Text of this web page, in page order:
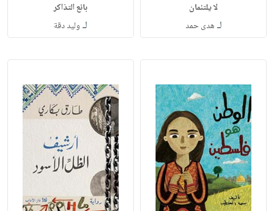
لا يلتئمان
لـ هدى حمد
بائع التذاكر
لـ وليد دقة